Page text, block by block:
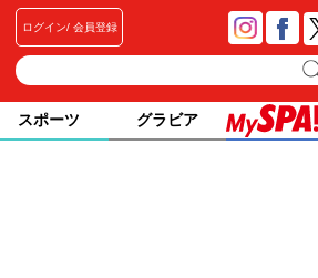
ログイン 会員登録
スポーツ グラビア